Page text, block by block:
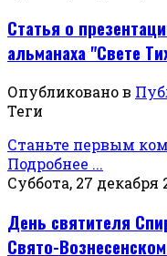
Статья о
альманаха "Свете
Опубликовано в
Теги
Станьте первым
Подробнее ...
Суббота, 27 декабря
День святителя
Свято-